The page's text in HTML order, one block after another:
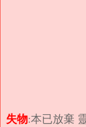
失物:本已放棄